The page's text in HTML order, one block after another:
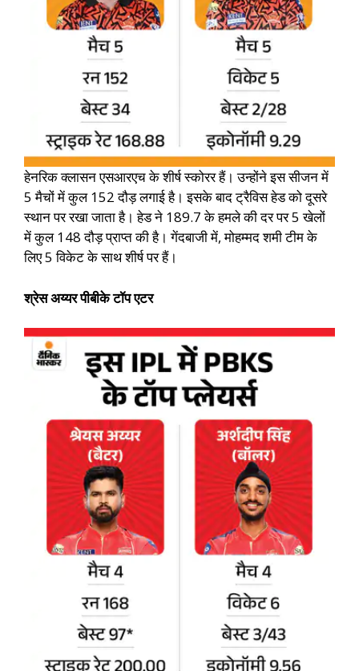
हेनरिक क्लासन एसआरएच के शीर्ष स्कोरर हैं। उन्होंने इस सीजन में
5 मैचों में कुल 152 दौड़ लगाई है। इसके बाद ट्रैविस हेड को दूसरे
स्थान पर रखा जाता है। हेड ने 189.7 के हमले की दर पर 5 खेलों
में कुल 148 दौड़ प्राप्त की है। गेंदबाजी में, मोहम्मद शमी टीम के
लिए 5 विकेट के साथ शीर्ष पर हैं।
श्रेस अय्यर पीबीके टॉप एटर